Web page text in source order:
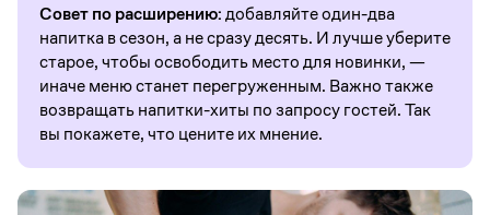
Совет по расширению:добавляйте один-два
напитка в сезон, а не сразу десять. И лучше уберите
старое, чтобы освободить место для новинки, —
иначе меню станет перегруженным. Важно также
возвращать напитки-хиты по запросу гостей. Так
вы покажете, что цените их мнение.